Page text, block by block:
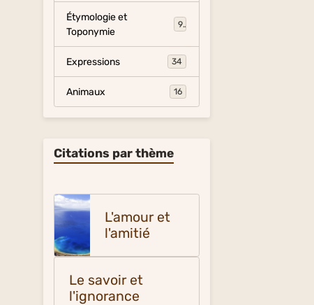
Étymologie et
Toponymie
9
Expressions 34
Animaux 16
Citations par thème
L'amour et
l'amitié
Le savoir et
l'ignorance